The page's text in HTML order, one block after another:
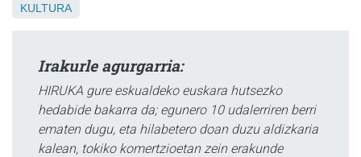
KULTURA
Irakurle agurgarria:
HIRUKA gure eskualdeko euskara hutsezko
hedabide bakarra da; egunero 10 udalerriren berri
ematen dugu, eta hilabetero doan duzu aldizkaria
kalean, tokiko komertzioetan zein erakunde